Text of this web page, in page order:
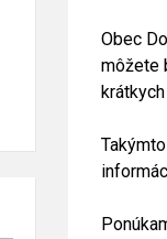
Obec
môžete